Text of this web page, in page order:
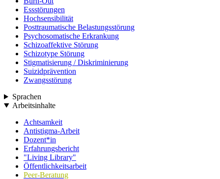
Essstörungen
Hochsensibilität
Posttraumatische Belastungsstörung
Psychosomatische Erkrankung
Schizoaffektive Störung
Schizotype Störung
Stigmatisierung / Diskriminierung
Suizidprävention
Zwangsstörung
Sprachen
Arbeitsinhalte
Achtsamkeit
Antistigma-Arbeit
Dozent*in
Erfahrungsbericht
"Living Library"
Öffentlichkeitsarbeit
Peer-Beratung